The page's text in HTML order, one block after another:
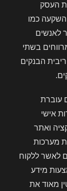
העסק
השקעה כמו
לאנשים
בשתי
הבנקים
עוברת
אישי
ואתר
מערכות
לאשר ללקוח
מידע
מאוד את